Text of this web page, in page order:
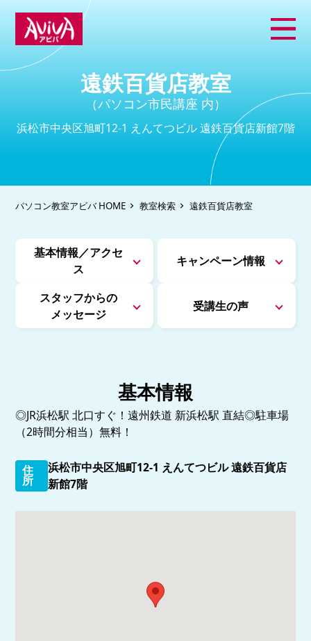
遠鉄百貨店教室
（パソコン市民講座 内）
浜松市中央区旭町12-1 えんてつビル 遠鉄百貨店新館7階
パソコン教室アビバ HOME 教室検索 遠鉄百貨店教室
基本情報／アクセ
ス
キャンペーン情報
スタッフからの
メッセージ
受講生の声
基本情報
◎JR浜松駅 北口すぐ！遠州鉄道 新浜松駅 直結◎駐車場
（2時間分相当）無料！
住
所
浜松市中央区旭町12-1 えんてつビル 遠鉄百貨店
新館7階